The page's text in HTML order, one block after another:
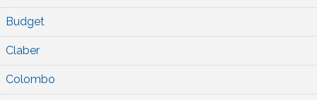
Budget
Claber
Colombo